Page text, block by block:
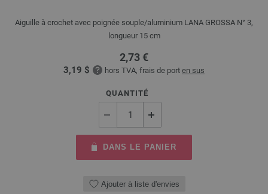
Aiguille à crochet avec poignée souple/aluminium LANA GROSSA N° 3,
longueur 15 cm
2,73 €
3,19 $ hors TVA, frais de port en sus
QUANTITÉ
DANS LE PANIER
Ajouter à liste d'envies